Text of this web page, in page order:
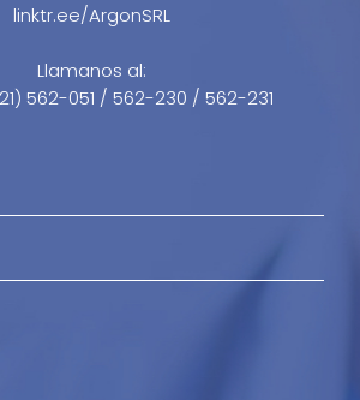
linktr.ee/ArgonSRL
Llamanos al:
562-051 / 562-230 / 562-231